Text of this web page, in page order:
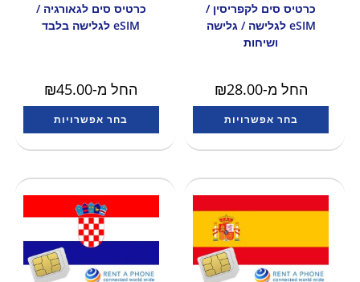
כרטיס סים לקפריסין /
eSIM לגלישה / גלישה
ושיחות
החל מ- ₪28.00
בחר אפשרויות
כרטיס סים לגאורגיה /
eSIM לגלישה בלבד
החל מ- ₪45.00
בחר אפשרויות